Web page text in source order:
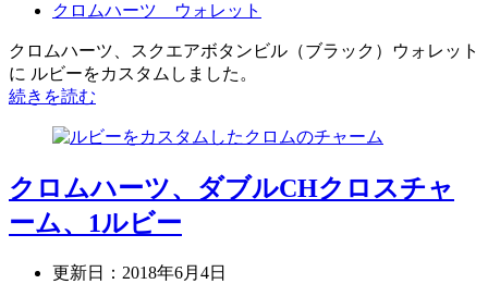
クロムハーツ ウォレット
クロムハーツ、スクエアボタンビル（ブラック）ウォレット
に ルビーをカスタムしました。
続きを読む
クロムハーツ、ダブルCHクロスチャ
ーム、1ルビー
更新日： 2018年6月4日